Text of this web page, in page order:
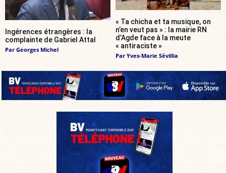
Ingérences étrangères : la
complainte de Gabriel Attal
Par Georges Michel
« Ta chicha et ta musique, on
n’en veut pas » : la mairie RN
d’Agde face à la meute
« antiraciste »
Par Yves-Marie Sévillia